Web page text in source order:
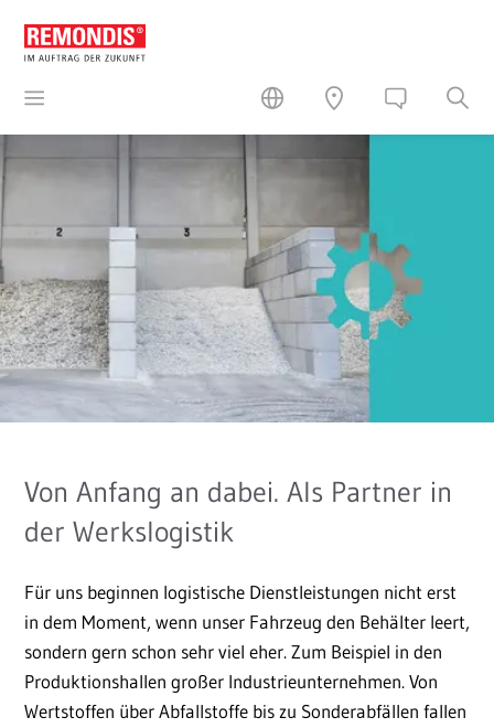
Von Anfang an dabei. Als Partner in
der Werkslogistik
Für uns beginnen logistische Dienstleistungen nicht erst
in dem Moment, wenn unser Fahrzeug den Behälter leert,
sondern gern schon sehr viel eher. Zum Beispiel in den
Produktionshallen großer Industrieunternehmen. Von
Wertstoffen über Abfallstoffe bis zu Sonderabfällen fallen